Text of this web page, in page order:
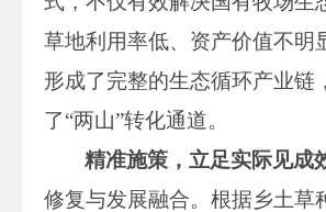
草地利用率低、资产价值不明
形成了完整的生态循环产业链
了“两山”转化通道。
精准施策，立足实际见成
修复与发展融合。根据乡土草